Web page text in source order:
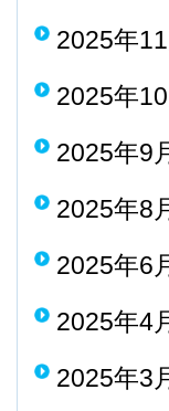
2025年11
2025年10
2025年9
2025年8
2025年6
2025年4
2025年3